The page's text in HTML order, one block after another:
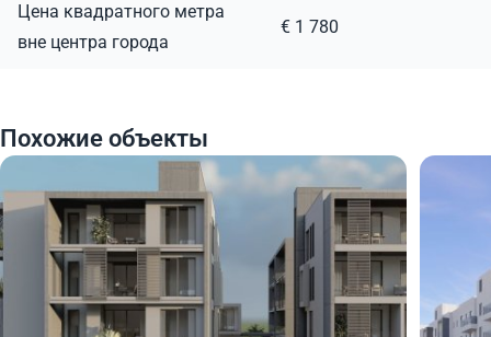
Цена квадратного метра
вне центра города
€ 1 780
Похожие объекты